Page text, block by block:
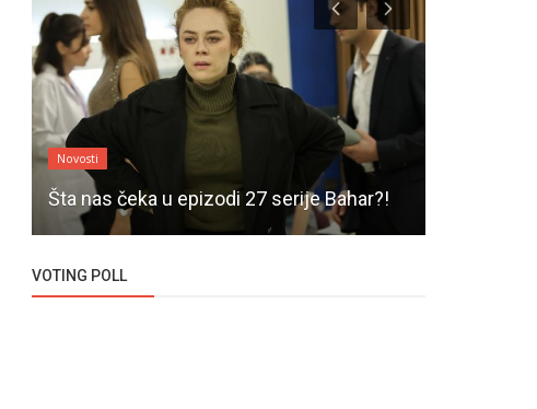
Novosti
Šta nas čeka u epizodi 27 serije Bahar?!
VOTING POLL